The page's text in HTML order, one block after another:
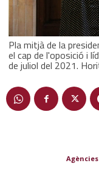
Pla mitjà de la
el cap de l'oposició i
de juliol del 2021.
Agències